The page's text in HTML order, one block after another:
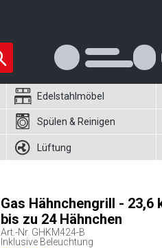
Edelstahlmöbel
Spülen & Reinigen
Lüftung
Gas Hähnchengrill - 23,6
bis zu 24 Hähnchen
Art.-Nr. GHKM424-B
Inklusive Beleuchtung